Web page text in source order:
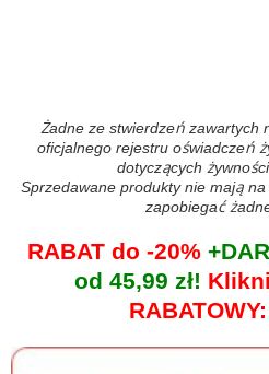
Żadne ze stwierdzeń zawartych
oficjalnego rejestru oświadczeń
dotyczących
Sprzedawane produkty nie mają
zapobiegać
RABAT do -20%
od 45,99 zł!
RABATOWY: